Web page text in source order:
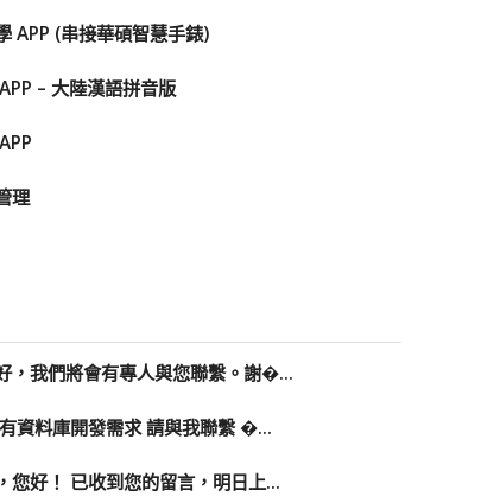
APP (串接華碩智慧手錶)
– 大陸漢語拼音版
理
，我們將會有專人與您聯繫。謝�...
資料庫開發需求 請與我聯繫 �...
您好！ 已收到您的留言，明日上...